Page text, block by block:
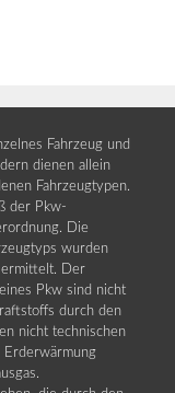
Fahrzeug und
dienen allein
Fahrzeugtypen.
der Pkw-
Die
wurden
ermittelt. Der
Pkw sind nicht
durch den
nicht technischen
Erderwärmung